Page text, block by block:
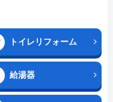
トイレリフォーム
給湯器